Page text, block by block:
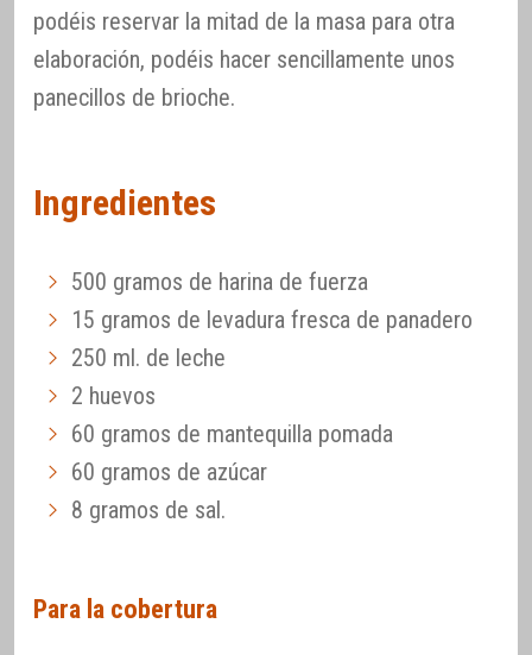
podéis reservar la mitad de la masa para otra
elaboración, podéis hacer sencillamente unos
panecillos de brioche.
Ingredientes
500 gramos de harina de fuerza
15 gramos de levadura fresca de panadero
250 ml. de leche
2 huevos
60 gramos de mantequilla pomada
60 gramos de azúcar
8 gramos de sal.
Para la cobertura